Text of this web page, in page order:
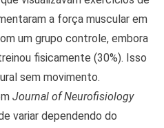
a força muscular em
um grupo controle, embora
fisicamente (30%). Isso
sem movimento.
Journal of Neurofisiology
variar dependendo do